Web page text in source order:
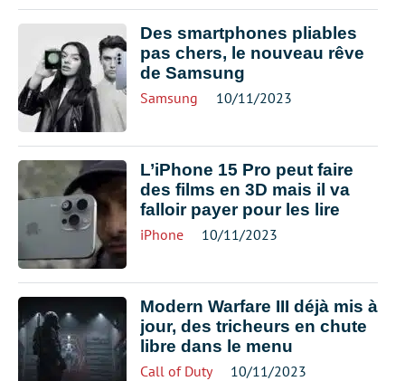
Des smartphones pliables
pas chers, le nouveau rêve
de Samsung
Samsung 10/11/2023
L’iPhone 15 Pro peut faire
des films en 3D mais il va
falloir payer pour les lire
iPhone 10/11/2023
Modern Warfare III déjà mis à
jour, des tricheurs en chute
libre dans le menu
Call of Duty 10/11/2023